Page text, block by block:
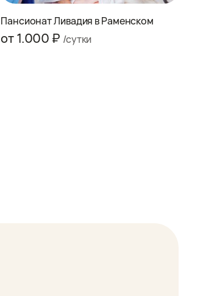
Пансионат Ливадия в Раменском
от 1.000 ₽ /сутки